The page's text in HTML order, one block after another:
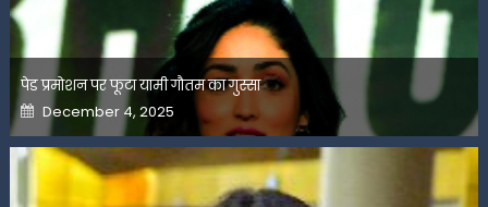
पेड प्रमोशन पर फूटा यामी गौतम का गुस्सा
Posted
on
December 4, 2025